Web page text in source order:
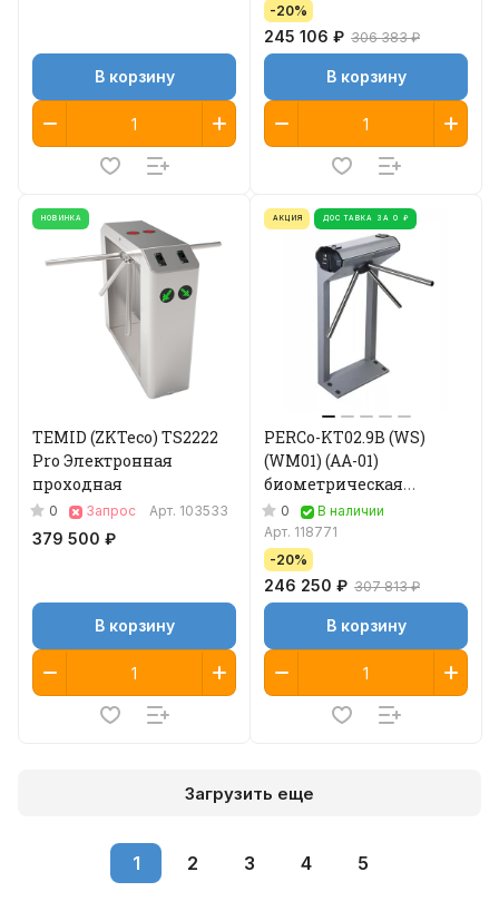
В корзину
-20%
245 106 ₽ 306 383 ₽
В корзину
НОВИНКА
TEMID (ZKTeco) TS2222
Pro Электронная
проходная
0 Запрос Арт. 103533
379 500 ₽
В корзину
АКЦИЯ ДОСТАВКА ЗА 0 ₽
PERCo-KT02.9B (WS)
(WM01) (AA-01)
биометрическая
электронная проходная
(планки Антипаника)
0
В наличии
Арт. 118771
-20%
246 250 ₽ 307 813 ₽
В корзину
Загрузить еще
1 2 3 4 5